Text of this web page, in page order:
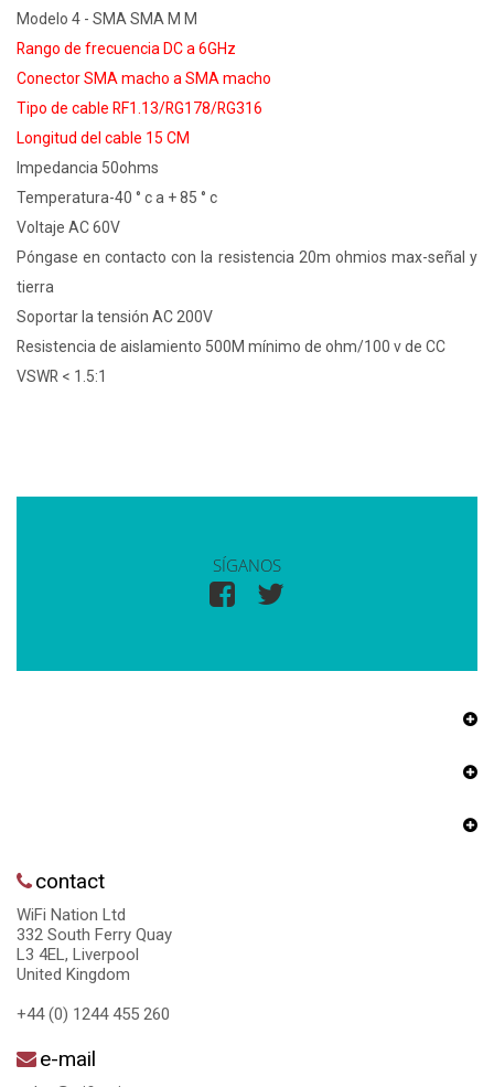
Modelo 4 - SMA SMA M M
Rango de frecuencia DC a 6GHz
Conector SMA macho a SMA macho
Tipo de cable RF1.13/RG178/RG316
Longitud del cable 15 CM
Impedancia 50ohms
Temperatura-40 ° c a + 85 ° c
Voltaje AC 60V
Póngase en contacto con la resistencia 20m ohmios max-señal y
tierra
Soportar la tensión AC 200V
Resistencia de aislamiento 500M mínimo de ohm/100 v de CC
VSWR < 1.5:1
SÍGANOS
contact
WiFi Nation Ltd
332 South Ferry Quay
L3 4EL, Liverpool
United Kingdom
+44 (0) 1244 455 260
e-mail